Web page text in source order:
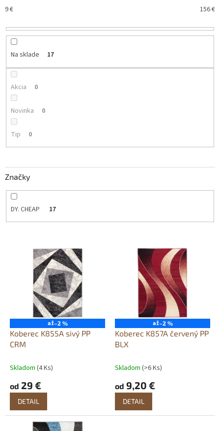
r
d
t
9€ 156€
Na sklade 17
Akcia 0
Novinka 0
Tip 0
Značky
DY. CHEAP 17
až–2 %
Koberec K855A sivý PP
CRM
Skladom (4 Ks)
od 29 €
DETAIL
až–2 %
Koberec K857A červený PP
BLX
Skladom (>6 Ks)
od 9,20 €
DETAIL